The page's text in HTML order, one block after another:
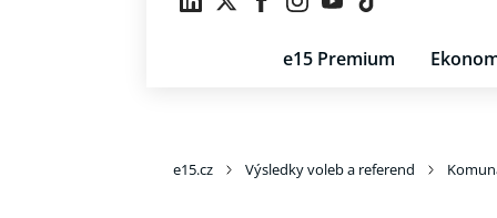
e15 Premium
e15.cz Výsledky voleb a referend